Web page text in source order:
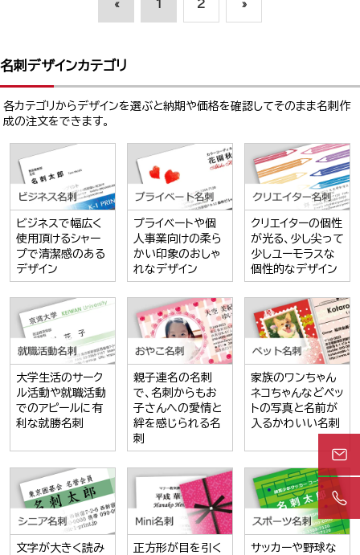
« 1 2 »
名刺デザインカテゴリ
各カテゴリからデザインを選ぶと納期や価格を確認してそのまま名刺作
成の注文をできます。
ビジネスで幅広く
使用頂けるシャー
プで清潔感のある
デザイン
プライベートや個
人事業向けの柔ら
かい印象のおしゃ
れなデザイン
クリエイターの個性
が光る、少し尖って
少しユーモラスな
個性的なデザイン
大学生活のサーク
ル活動や就職活動
でのアピールに有
利な就勝名刺
親子連名の名刺
で、名刺からもお
子さんへの愛情と
絆を感じられる名
刺
家族のワンちゃん
ネコちゃんなどペッ
トの写真と名前が
入るかわいい名刺
文字が大きく読み
正方形が目を引く
サッカーや野球な